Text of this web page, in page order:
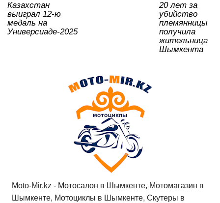
Казахстан
выиграл 12-ю
медаль на
Универсиаде-2025
20 лет за
убийство
племянницы
получила
жительница
Шымкента
Moto-Mir.kz - Мотосалон в Шымкенте, Мотомагазин в
Шымкенте, Мотоциклы в Шымкенте, Скутеры в